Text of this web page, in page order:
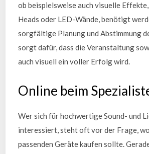
ob beispielsweise auch visuelle
Heads oder LED-Wände, benötigt
sorgfältige Planung und Abstimmung
sorgt dafür, dass die Veranstaltung
auch visuell ein voller Erfolg wird.
Online beim
Wer sich für hochwertige Sound- und
interessiert, steht oft vor der Frage,
passenden Geräte kaufen sollte.